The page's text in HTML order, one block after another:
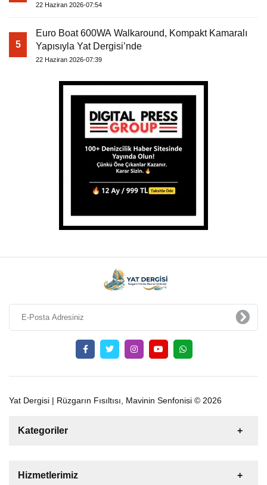
22 Haziran 2026-07:54
5
Euro Boat 600WA Walkaround, Kompakt Kamaralı
Yapısıyla Yat Dergisi’nde
22 Haziran 2026-07:39
Yat Dergisi | Rüzgarın Fısıltısı, Mavinin Senfonisi © 2026
Kategoriler
Tekne
Hizmetlerimiz